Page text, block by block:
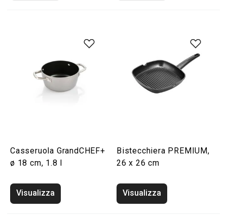
Casseruola GrandCHEF+
ø 18 cm, 1.8 l
Visualizza
Bistecchiera PREMIUM,
26 x 26 cm
Visualizza